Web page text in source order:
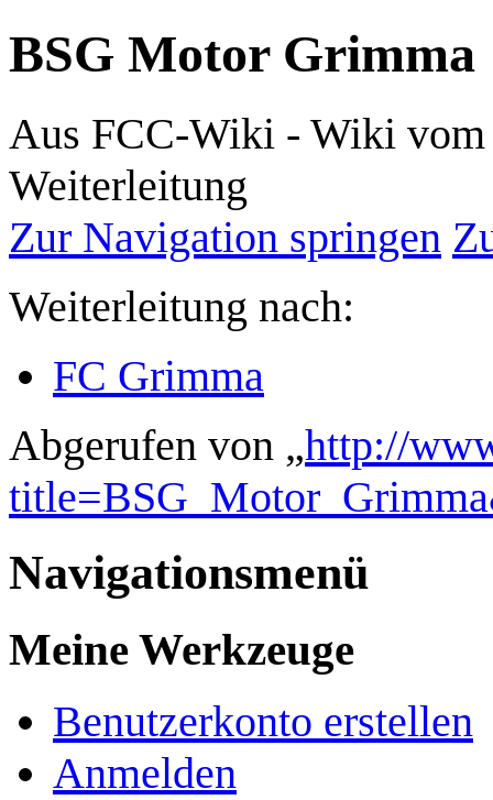
BSG Motor Grimma
Aus FCC-Wiki - Wiki vom
Weiterleitung
Zur Navigation springen
Weiterleitung nach:
FC Grimma
Abgerufen von „http://
Navigationsmenü
Meine Werkzeuge
Benutzerkonto erstellen
Anmelden